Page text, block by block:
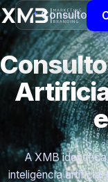
Consultoria
A XMB
inteligência artificial